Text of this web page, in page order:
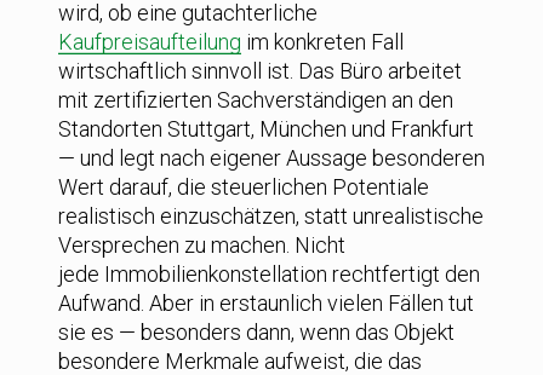
wird, ob eine gutachterliche
Kaufpreisaufteilung im konkreten Fall
wirtschaftlich sinnvoll ist. Das Büro arbeitet
mit zertifizierten Sachverständigen an den
Standorten Stuttgart, München und Frankfurt
— und legt nach eigener Aussage besonderen
Wert darauf, die steuerlichen Potentiale
realistisch einzuschätzen, statt unrealistische
Versprechen zu machen. Nicht
jede Immobilienkonstellation rechtfertigt den
Aufwand. Aber in erstaunlich vielen Fällen tut
sie es — besonders dann, wenn das Objekt
besondere Merkmale aufweist, die das